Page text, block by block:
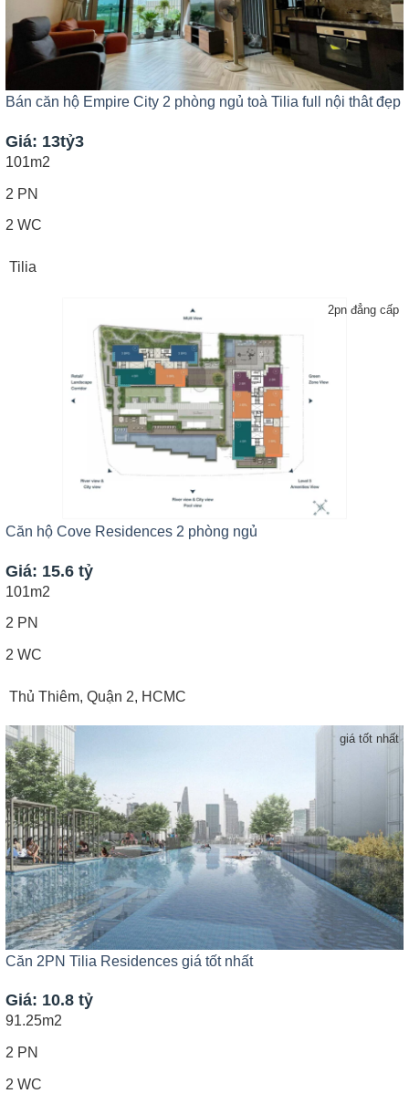
Bán căn hộ Empire City 2 phòng ngủ toà Tilia full nội thât đẹp
Giá: 13tỷ3
101m2
2 PN
2 WC
Tilia
2pn đẳng cấp
Căn hộ Cove Residences 2 phòng ngủ
Giá: 15.6 tỷ
101m2
2 PN
2 WC
Thủ Thiêm, Quận 2, HCMC
giá tốt nhất
Căn 2PN Tilia Residences giá tốt nhất
Giá: 10.8 tỷ
91.25m2
2 PN
2 WC